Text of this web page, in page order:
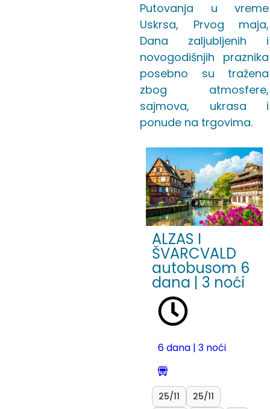
Putovanja u vreme
Uskrsa, Prvog maja,
Dana zaljubljenih i
novogodišnjih praznika
posebno su tražena
zbog atmosfere,
sajmova, ukrasa i
ponude na trgovima.
ALZAS I
ŠVARCVALD
autobusom 6
dana | 3 noći
6 dana | 3 noći
25/11
25/11